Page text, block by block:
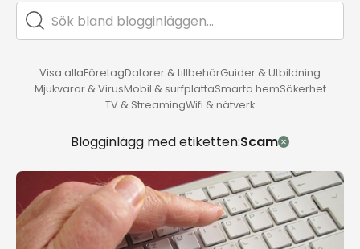
Visa allaFöretagDatorer & tillbehörGuider & Utbildning
Mjukvaror & VirusMobil & surfplattaSmarta hemSäkerhet
TV & StreamingWifi & nätverk
Blogginlägg med etiketten:Scam